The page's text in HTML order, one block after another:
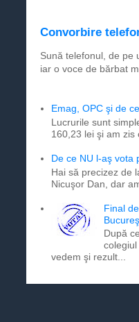
Convorbire
Sună telefonul, de pe
iar o voce de bărbat
Emag, OPC şi de
Lucrurile sunt
160,23 lei şi am
De ce NU l-aş vota
Hai să precizez de
Nicuşor Dan, dar
Final
După
vedem şi rezult...